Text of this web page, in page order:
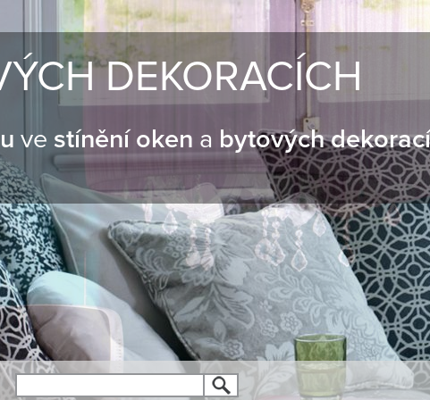
DEKORACÍCH
ve stínění oken a bytových